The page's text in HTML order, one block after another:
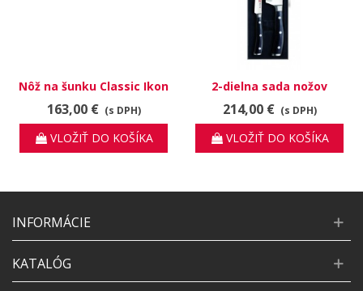
Nôž na šunku Classic Ikon
4506/23
163,00 € (s DPH)
VLOŽIŤ DO KOŠÍKA
2-dielna sada nožov
Classic Ikon 9276
214,00 € (s DPH)
VLOŽIŤ DO KOŠÍKA
INFORMÁCIE
KATALÓG